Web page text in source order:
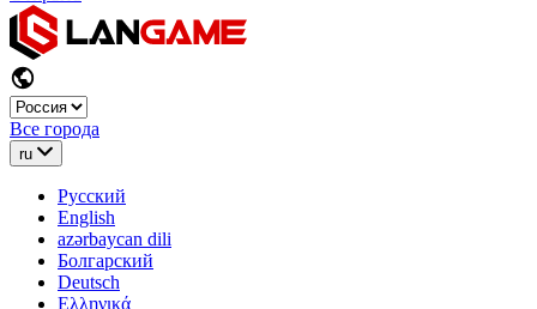
Все города
ru
Русский
English
azərbaycan dili
Болгарский
Deutsch
Ελληνικά